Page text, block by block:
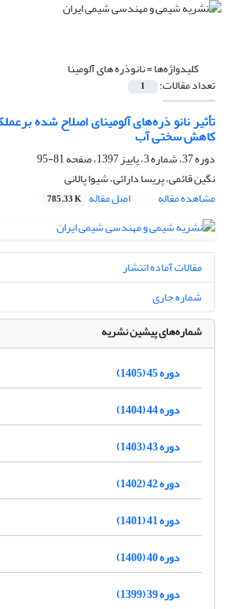
کلیدواژه‌ها =نانوذره های آلومینا
تعداد مقالات: 1
تأثیر نانو ذره‌های آلومینای اصلاح شده
کاهش سختی آب
دوره 37، شماره 3، پاییز 1397، صفحه
81-95
نگین قائمی، پریسا دارائی، شیوا پالانی
مشاهده مقاله
اصل مقاله 785.33 K
مقالات آماده انتشار
شماره جاری
شماره‌های پیشین نشریه
دوره 45 (1405)
دوره 44 (1404)
دوره 43 (1403)
دوره 42 (1402)
دوره 41 (1401)
دوره 40 (1400)
دوره 39 (1399)